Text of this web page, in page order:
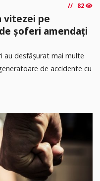
82
vitezei pe
șoferi amendați
au desfășurat mai multe
de accidente cu